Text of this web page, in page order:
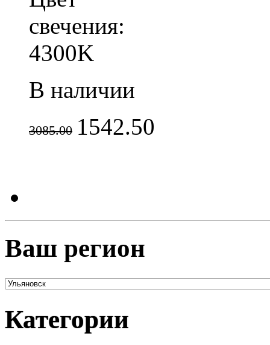
свечения:
4300K
В наличии
3085.00 1542.50
Ваш регион
Категории